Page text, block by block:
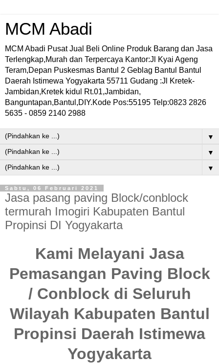
MCM Abadi
MCM Abadi Pusat Jual Beli Online Produk Barang dan Jasa
Terlengkap,Murah dan Terpercaya Kantor:Jl Kyai Ageng
Teram,Depan Puskesmas Bantul 2 Geblag Bantul Bantul
Daerah Istimewa Yogyakarta 55711 Gudang :Jl Kretek-
Jambidan,Kretek kidul Rt.01,Jambidan,
Banguntapan,Bantul,DIY.Kode Pos:55195 Telp:0823 2826
5635 - 0859 2140 2988
▼
▼
▼
Sabtu, 06 Februari 2021
Jasa pasang paving Block/conblock
termurah Imogiri Kabupaten Bantul
Propinsi DI Yogyakarta
Kami Melayani Jasa
Pemasangan Paving Block
/ Conblock di Seluruh
Wilayah Kabupaten Bantul
Propinsi Daerah Istimewa
Yogyakarta